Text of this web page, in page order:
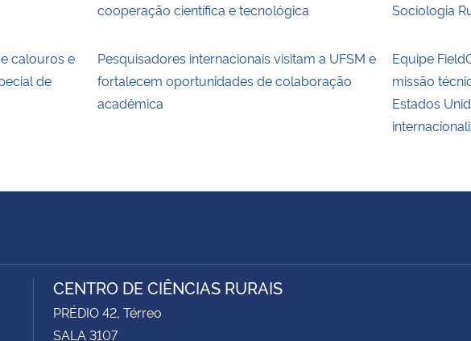
cooperação científica e tecnológica
Sociologia
calouros e
de
Pesquisadores internacionais visitam a UFSM e
fortalecem oportunidades de colaboração
acadêmica
Equipe
missão
Estados
CENTRO DE CIÊNCIAS RURAIS
PRÉDIO 42, Térreo
SALA 3107